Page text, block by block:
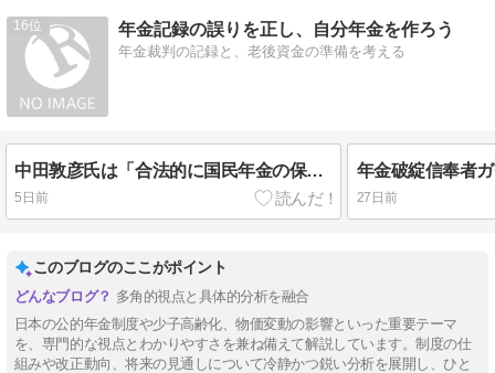
16 年金記録の誤りを正し、自分年金を作ろう
年金裁判の記録と、老後資金の準備を考える
中田敦彦氏は「合法的に国民年金の保険料を未納」という武勇伝を作ったかもしれない
5日前 27日前
このブログのここがポイント
多角的視点と具体的分析を融合
日本の公的年金制度や少子高齢化、物価変動の影響といった重要テーマ
を、専門的な視点とわかりやすさを兼ね備えて解説しています。制度の仕
組みや改正動向、将来の見通しについて冷静かつ鋭い分析を展開し、ひと